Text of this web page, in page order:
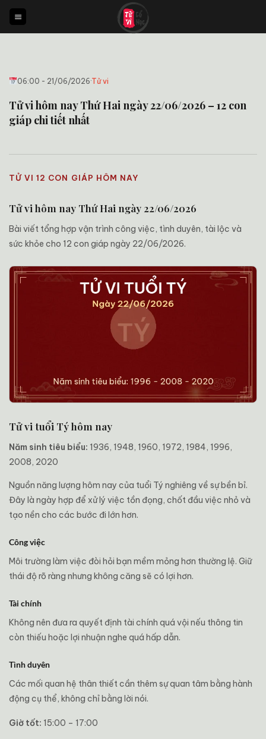
qua
nội
06:00 - 21/06/2026·Tử vi
Tử vi hôm nay Thứ Hai ngày 22/06/2026 – 12 con
giáp chi tiết nhất
TỬ VI 12 CON GIÁP HÔM NAY
Tử vi hôm nay Thứ Hai ngày 22/06/2026
Bài viết tổng hợp vận trình công việc, tình duyên, tài lộc và
sức khỏe cho 12 con giáp ngày 22/06/2026.
Tử vi tuổi Tý hôm nay
Năm sinh tiêu biểu: 1936, 1948, 1960, 1972, 1984, 1996,
2008, 2020
Nguồn năng lượng hôm nay của tuổi Tý nghiêng về sự bền bỉ.
Đây là ngày hợp để xử lý việc tồn đọng, chốt đầu việc nhỏ và
tạo nền cho các bước đi lớn hơn.
Công việc
Môi trường làm việc đòi hỏi bạn mềm mỏng hơn thường lệ. Giữ
thái độ rõ ràng nhưng không căng sẽ có lợi hơn.
Tài chính
Không nên đưa ra quyết định tài chính quá vội nếu thông tin
còn thiếu hoặc lợi nhuận nghe quá hấp dẫn.
Tình duyên
Các mối quan hệ thân thiết cần thêm sự quan tâm bằng hành
động cụ thể, không chỉ bằng lời nói.
Giờ tốt: 15:00 – 17:00